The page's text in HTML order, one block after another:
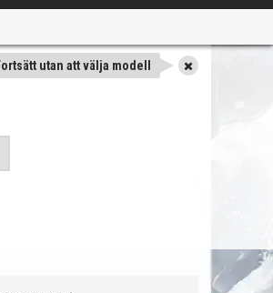
utan att välja modell